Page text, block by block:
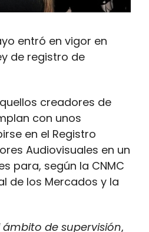
entró en vigor en
de registro de
creadores de
con unos
en el Registro
Audiovisuales en un
para, según la CNMC
de los Mercados y la
de supervisión,